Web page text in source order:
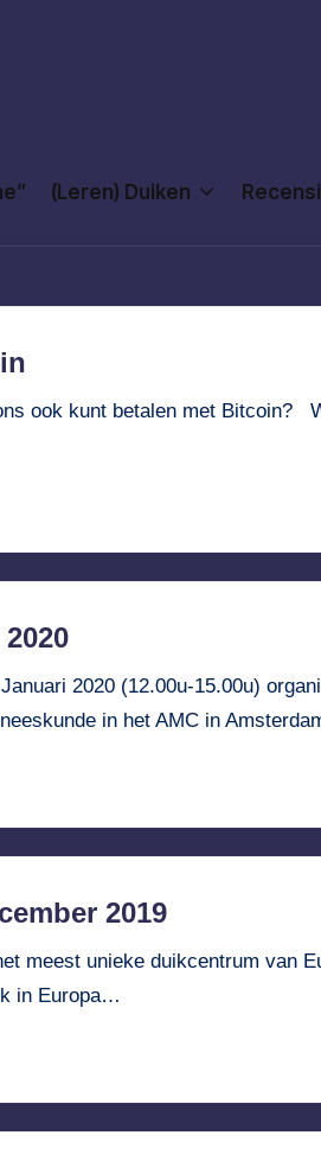
(Leren) Duiken
ook kunt betalen met Bitcoin?
2020 (12.00u-15.00u)
in het AMC in
2019
meest unieke duikcentrum van
in Europa…